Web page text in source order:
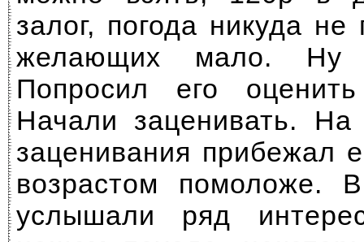
залог, погода никуда не
желающих мало. Ну
Попросил его
Начали заценивать. На
заценивания прибежал
возрастом помоложе.
услышали ряд